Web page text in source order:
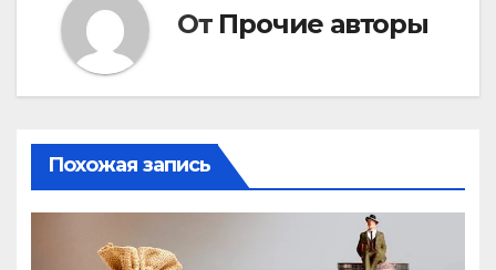
От Прочие авторы
Похожая запись